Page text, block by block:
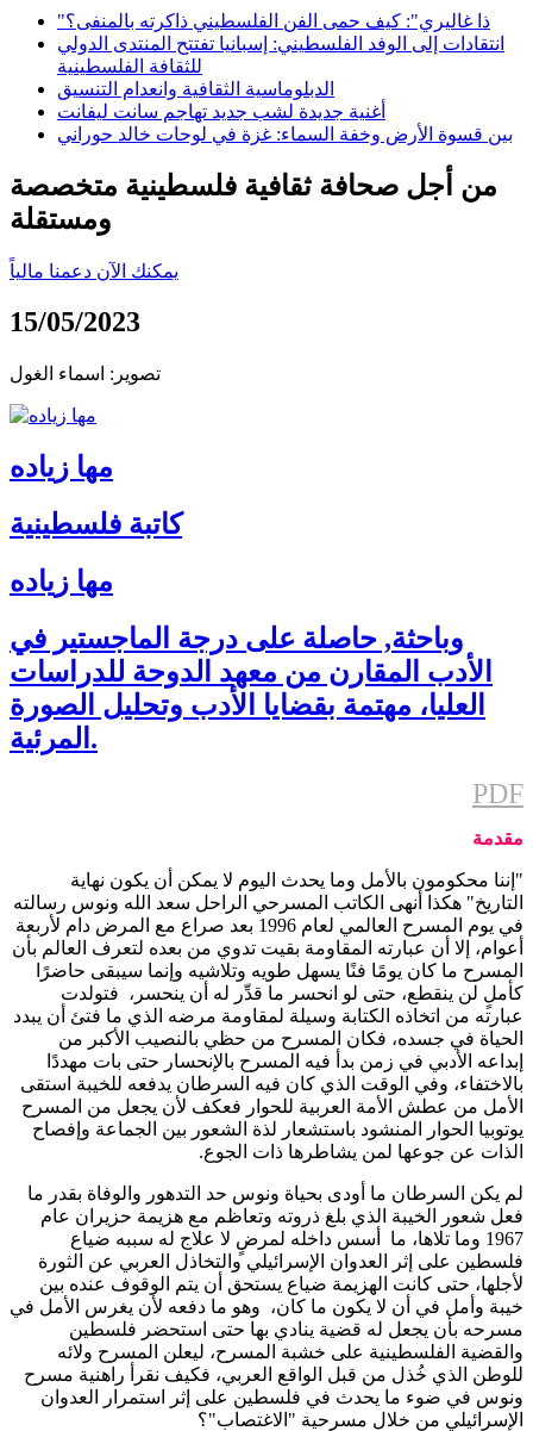
"ذا غاليري": كيف حمى الفن الفلسطيني ذاكرته بالمنفى؟
انتقادات إلى الوفد الفلسطيني: إسبانيا تفتتح المنتدى الدولي
للثقافة الفلسطينية
الدبلوماسية الثقافية وانعدام التنسيق
أغنية جديدة لشب جديد تهاجم سانت ليفانت
بين قسوة الأرض وخفة السماء: غزة في لوحات خالد حوراني
من أجل صحافة ثقافية فلسطينية متخصصة
ومستقلة
يمكنك الآن دعمنا مالياً
15/05/2023
تصوير: اسماء الغول
مها زياده
كاتبة فلسطينية
مها زياده
وباحثة, حاصلة على درجة الماجستير في
الأدب المقارن من معهد الدوحة للدراسات
العليا، مهتمة بقضايا الأدب وتحليل الصورة
المرئية.
PDF
مقدمة
"إننا محكومون بالأمل وما يحدث اليوم لا يمكن أن يكون نهاية
التاريخ" هكذا أنهى الكاتب المسرحي الراحل سعد الله ونوس رسالته
في يوم المسرح العالمي لعام 1996 بعد صراع مع المرض دام لأربعة
أعوام، إلا أن عبارته المقاومة بقيت تدوي من بعده لتعرف العالم بأن
المسرح ما كان يومًا فنًا يسهل طويه وتلاشيه وإنما سيبقى حاضرًا
كأملٍ لن ينقطع، حتى لو انحسر ما قدِّر له أن ينحسر، فتولدت
عبارته من اتخاذه الكتابة وسيلة لمقاومة مرضه الذي ما فتئ أن يبدد
الحياة في جسده، فكان المسرح من حظي بالنصيب الأكبر من
إبداعه الأدبي في زمن بدأ فيه المسرح بالإنحسار حتى بات مهددًا
بالاختفاء، وفي الوقت الذي كان فيه السرطان يدفعه للخيبة استقى
الأمل من عطش الأمة العربية للحوار فعكف لأن يجعل من المسرح
يوتوبيا الحوار المنشود باستشعار لذة الشعور بين الجماعة وإفصاح
الذات عن جوعها لمن يشاطرها ذات الجوع.
لم يكن السرطان ما أودى بحياة ونوس حد التدهور والوفاة بقدر ما
فعل شعور الخيبة الذي بلغ ذروته وتعاظم مع هزيمة حزيران عام
1967 وما تلاها، ما أسس داخله لمرضٍ لا علاج له سببه ضياع
فلسطين على إثر العدوان الإسرائيلي والتخاذل العربي عن الثورة
لأجلها، حتى كانت الهزيمة ضياع يستحق أن يتم الوقوف عنده بين
خيبة وأمل في أن لا يكون ما كان، وهو ما دفعه لأن يغرس الأمل في
مسرحه بأن يجعل له قضية ينادي بها حتى استحضر فلسطين
والقضية الفلسطينية على خشبة المسرح، ليعلن المسرح ولائه
للوطن الذي خُذل من قبل الواقع العربي، فكيف نقرأ راهنية مسرح
ونوس في ضوء ما يحدث في فلسطين على إثر استمرار العدوان
الإسرائيلي من خلال مسرحية "الاغتصاب"؟